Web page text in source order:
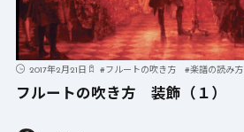
2017年2月21日 #フルートの吹き方 #楽譜の読み方
フルートの吹き方 装飾（１）